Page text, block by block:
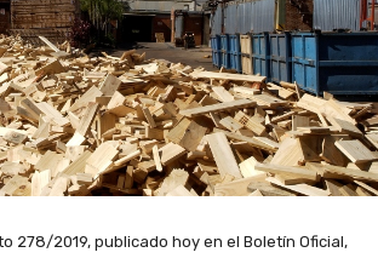
278/2019, publicado hoy en el Boletín Oficial,